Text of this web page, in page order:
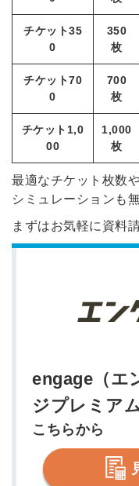
チケット35
0
350
枚
チケット70
0
700
枚
チケット1,0
00
1,000
枚
最適なチケット枚数
シミュレーションも
まずはお気軽に資料
engage（エ
ジプレミア
こちらから